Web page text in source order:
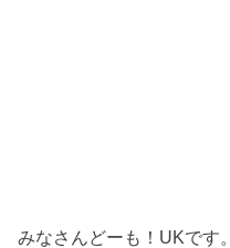
みなさんどーも！UKです。